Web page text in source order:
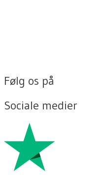
Følg os på
Sociale medier